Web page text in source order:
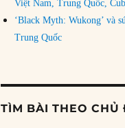
Việt Nam, Trung Quốc,
‘Black Myth: Wukong’ và
Trung Quốc
TÌM BÀI THEO CHỦ